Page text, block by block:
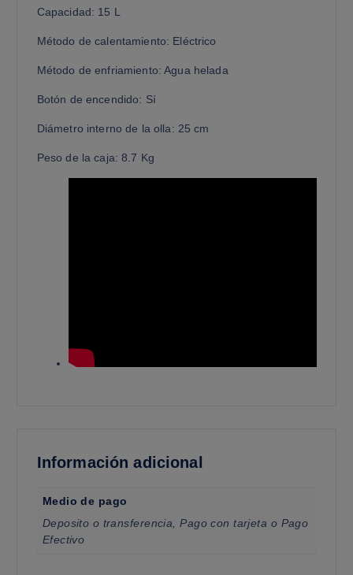
Capacidad: 15 L
Método de calentamiento: Eléctrico
Método de enfriamiento: Agua helada
Botón de encendido: Sí
Diámetro interno de la olla: 25 cm
Peso de la caja: 8.7 Kg
Información adicional
Medio de pago
Deposito o transferencia, Pago con tarjeta o Pago
Efectivo